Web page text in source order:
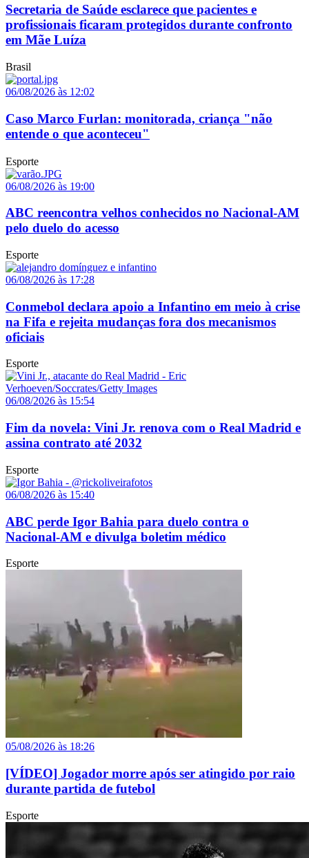
Secretaria de Saúde esclarece que pacientes e
profissionais ficaram protegidos durante confronto
em Mãe Luíza
Brasil
06/08/2026 às 12:02
Caso Marco Furlan: monitorada, criança "não
entende o que aconteceu"
Esporte
06/08/2026 às 19:00
ABC reencontra velhos conhecidos no Nacional-AM
pelo duelo do acesso
Esporte
06/08/2026 às 17:28
Conmebol declara apoio a Infantino em meio à crise
na Fifa e rejeita mudanças fora dos mecanismos
oficiais
Esporte
06/08/2026 às 15:54
Fim da novela: Vini Jr. renova com o Real Madrid e
assina contrato até 2032
Esporte
06/08/2026 às 15:40
ABC perde Igor Bahia para duelo contra o
Nacional-AM e divulga boletim médico
Esporte
05/08/2026 às 18:26
[VÍDEO] Jogador morre após ser atingido por raio
durante partida de futebol
Esporte